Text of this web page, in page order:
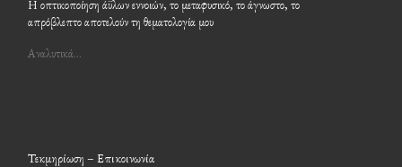
Η οπτικοποίηση άϋλων εννοιών, το μεταφυσικό, το άγνωστο, το
απρόβλεπτο αποτελούν τη θεματολογία μου
Αναλυτικά…
Τεκμηρίωση – Επικοινωνία